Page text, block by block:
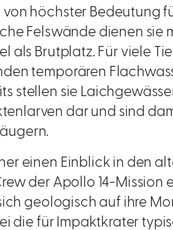
höchster Bedeutung
Felswände dienen sie
als Brutplatz. Für viele
temporären
stellen sie
dar und sind
einen Einblick in den
der Apollo 14-Mission
geologisch auf ihre
die für Impaktkrater